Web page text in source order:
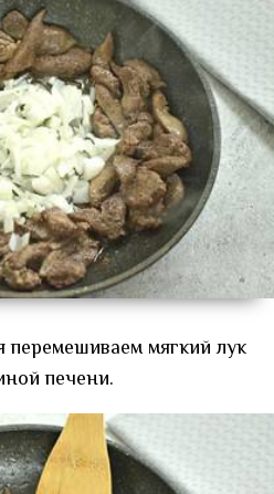
перемешиваем мягкий лук
печени.